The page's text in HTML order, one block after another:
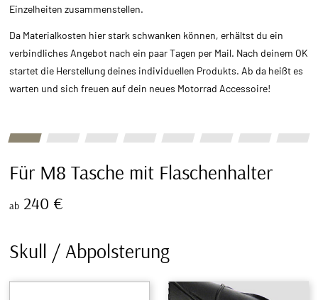
Einzelheiten zusammenstellen.
Da Materialkosten hier stark schwanken können, erhältst du ein
verbindliches Angebot nach ein paar Tagen per Mail. Nach deinem OK
startet die Herstellung deines individuellen Produkts. Ab da heißt es
warten und sich freuen auf dein neues Motorrad Accessoire!
Für M8 Tasche mit Flaschenhalter
ab 240 €
Skull / Abpolsterung